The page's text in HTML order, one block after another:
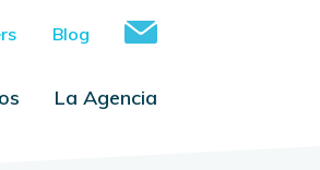
Blog
La Agencia